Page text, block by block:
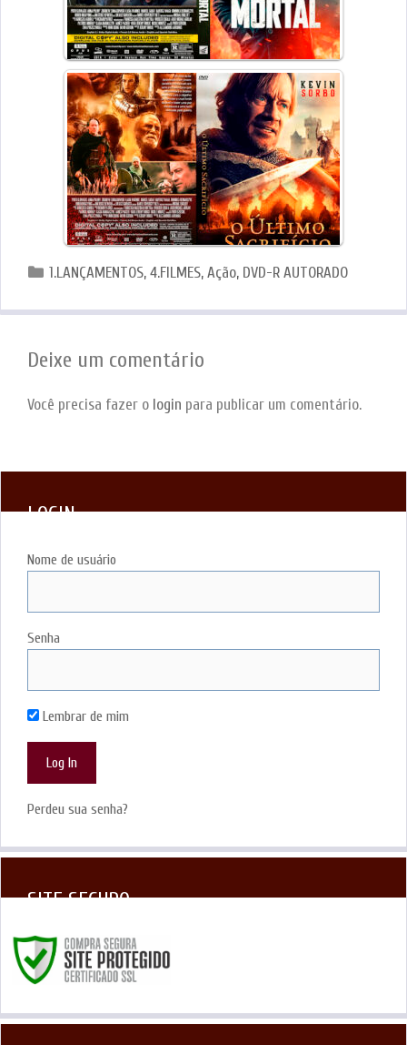
Categorias
1.LANÇAMENTOS,4.FILMES,Ação, DVD-R AUTORADO
Deixe um comentário
Você precisa fazer o login para publicar um comentário.
LOGIN
Nome de usuário
Senha
Lembrar de mim
Perdeu sua senha?
SITE SEGURO